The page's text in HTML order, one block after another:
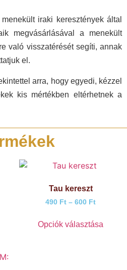
iraki keresztények által
megvásárlásával a menekült
való visszatérését segíti, annak
el.
arra, hogy egyedi, kézzel
kis mértékben eltérhetnek a
Tau kereszt
490 Ft – 600 Ft
Opciók választása